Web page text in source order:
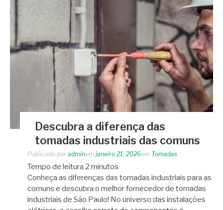
Descubra a diferença das
tomadas industriais das comuns
Publicado por adminem janeiro 21, 2026em Tomadas
Tempo de leitura 2 minutos
Conheça as diferenças das tomadas industriais para as
comuns e descubra o melhor fornecedor de tomadas
industriais de São Paulo! No universo das instalações